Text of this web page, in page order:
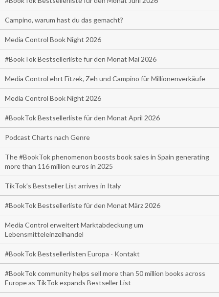
Campino, warum hast du das gemacht?
Media Control Book Night 2026
#BookTok Bestsellerliste für den Monat Mai 2026
Media Control ehrt Fitzek, Zeh und Campino für Millionenverkäufe
Media Control Book Night 2026
#BookTok Bestsellerliste für den Monat April 2026
Podcast Charts nach Genre
The #BookTok phenomenon boosts book sales in Spain generating
more than 116 million euros in 2025
TikTok’s Bestseller List arrives in Italy
#BookTok Bestsellerliste für den Monat März 2026
Media Control erweitert Marktabdeckung um
Lebensmitteleinzelhandel
#BookTok Bestsellerlisten Europa - Kontakt
#BookTok community helps sell more than 50 million books across
Europe as TikTok expands Bestseller List